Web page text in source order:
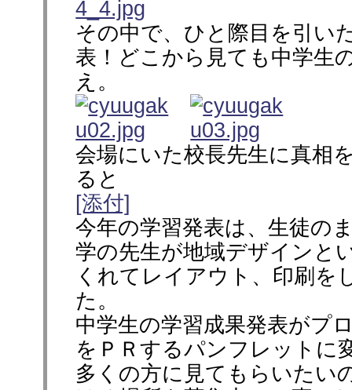
その中で、ひと際目を引い
表！どこから見ても中学生
え。
会場にいた校長先生に真相
ると
[添付]
今年の学習発表は、生徒の
学の先生が地域デザインと
くれてレイアウト、印刷を
た。
中学生の学習成果発表がプ
をＰＲするパンフレットに
多くの方に見てもらいたい